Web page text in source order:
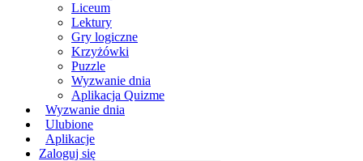
Liceum
Lektury
Gry logiczne
Krzyżówki
Puzzle
Wyzwanie dnia
Aplikacja Quizme
Wyzwanie dnia
Ulubione
Aplikacje
Zaloguj się